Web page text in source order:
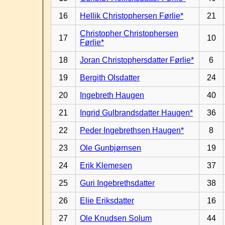
16 Hellik Christophersen Førlie* 21
17
Christopher Christophersen
Førlie*
10
18 Joran Christophersdatter Førlie* 6
19 Bergith Olsdatter 24
20 Ingebreth Haugen 40
21 Ingrid Gulbrandsdatter Haugen* 36
22 Peder Ingebrethsen Haugen* 8
23 Ole Gunbjørnsen 19
24 Erik Klemesen 37
25 Guri Ingebrethsdatter 38
26 Elie Eriksdatter 16
27 Ole Knudsen Solum 44